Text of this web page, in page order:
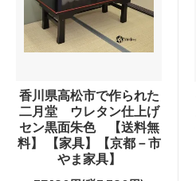
香川県高松市で作られた
二月堂 ウレタン仕上げ
セン黒面朱色 【送料無
料】 【家具】【京都－市
やま家具】